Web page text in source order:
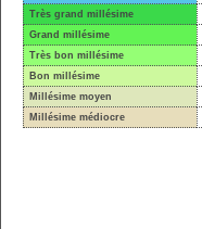
Très grand millésime
Grand millésime
Très bon millésime
Bon millésime
Millésime moyen
Millésime médiocre